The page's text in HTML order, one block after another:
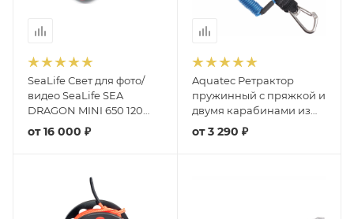
SeaLife Свет для фото/
видео SeaLife SEA
DRAGON MINI 650 120
FLOOD
от16 000 ₽
Aquatec Ретрактор
пружинный с пряжкой и
двумя карабинами из
нерж. стали
от3 290 ₽